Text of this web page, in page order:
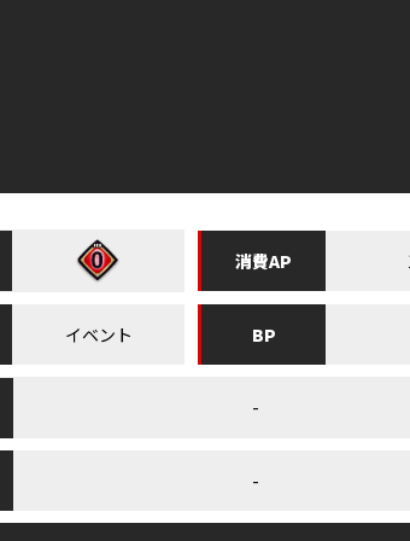
消費AP
イベント BP
-
-